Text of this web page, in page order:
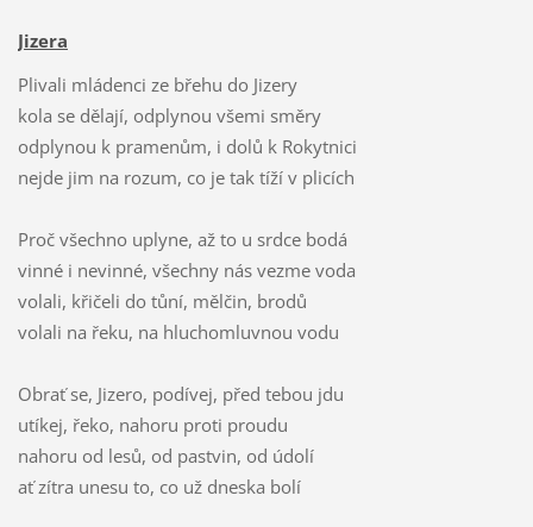
Jizera
Plivali mládenci ze břehu do Jizery
kola se dělají, odplynou všemi směry
odplynou k pramenům, i dolů k Rokytnici
nejde jim na rozum, co je tak tíží v plicích
Proč všechno uplyne, až to u srdce bodá
vinné i nevinné, všechny nás vezme voda
volali, křičeli do tůní, mělčin, brodů
volali na řeku, na hluchomluvnou vodu
Obrať se, Jizero, podívej, před tebou jdu
utíkej, řeko, nahoru proti proudu
nahoru od lesů, od pastvin, od údolí
ať zítra unesu to, co už dneska bolí